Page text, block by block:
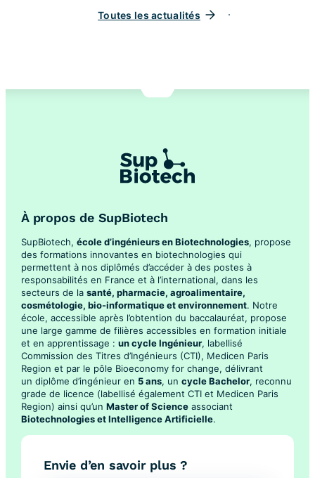
Toutes les actualités
À propos de SupBiotech
SupBiotech, école d’ingénieurs en Biotechnologies, propose
des formations innovantes en biotechnologies qui
permettent à nos diplômés d’accéder à des postes à
responsabilités en France et à l’international, dans les
secteurs de la santé, pharmacie, agroalimentaire,
cosmétologie, bio-informatique et environnement. Notre
école, accessible après l’obtention du baccalauréat, propose
une large gamme de filières accessibles en formation initiale
et en apprentissage : un cycle Ingénieur, labellisé
Commission des Titres d’Ingénieurs (CTI), Medicen Paris
Region et par le pôle Bioeconomy for change, délivrant
un diplôme d’ingénieur en 5 ans, un cycle Bachelor, reconnu
grade de licence (labellisé également CTI et Medicen Paris
Region) ainsi qu’un Master of Science associant
Biotechnologies et Intelligence Artificielle.
Envie d’en savoir plus ?